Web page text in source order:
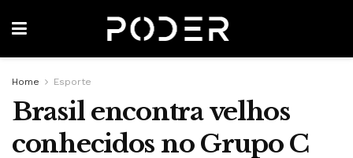
Home Esporte
Brasil encontra velhos
conhecidos no Grupo C